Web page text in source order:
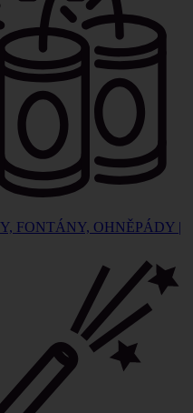
FONTÁNY, OHNĚPÁDY |